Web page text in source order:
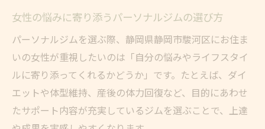
女性の悩みに寄り添うパーソナルジムの選び方
パーソナルジムを選ぶ際、静岡県静岡市駿河区にお住ま
いの女性が重視したいのは「自分の悩みやライフスタイ
ルに寄り添ってくれるかどうか」です。たとえば、ダイ
エットや体型維持、産後の体力回復など、目的にあわせ
たサポート内容が充実しているジムを選ぶことで、上達